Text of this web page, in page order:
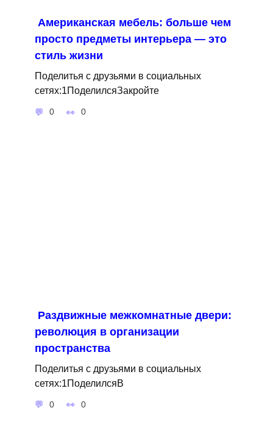
Американская мебель: больше чем
просто предметы интерьера — это
стиль жизни
Поделитья с друзьями в социальных
сетях:1ПоделилсяЗакройте
0 0
Раздвижные межкомнатные двери:
революция в организации
пространства
Поделитья с друзьями в социальных
сетях:1ПоделилсяВ
0 0